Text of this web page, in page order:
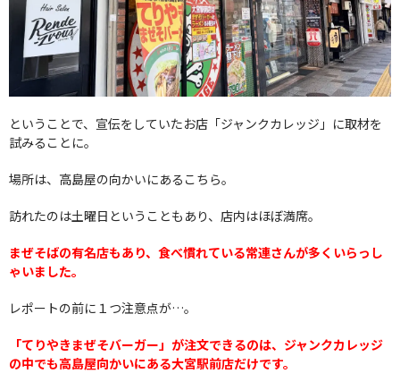
ということで、宣伝をしていたお店「ジャンクカレッジ」に取材を
試みることに。
場所は、高島屋の向かいにあるこちら。
訪れたのは土曜日ということもあり、店内はほぼ満席。
まぜそばの有名店もあり、食べ慣れている常連さんが多くいらっし
ゃいました。
レポートの前に１つ注意点が…。
「てりやきまぜそバーガー」が注文できるのは、ジャンクカレッジ
の中でも高島屋向かいにある大宮駅前店だけです。